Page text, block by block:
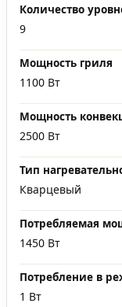
Количество
9
Мощность гриля
1100 Вт
Мощность
2500 Вт
Тип
Кварцевый
Потребляемая
1450 Вт
Потребление в
1 Вт